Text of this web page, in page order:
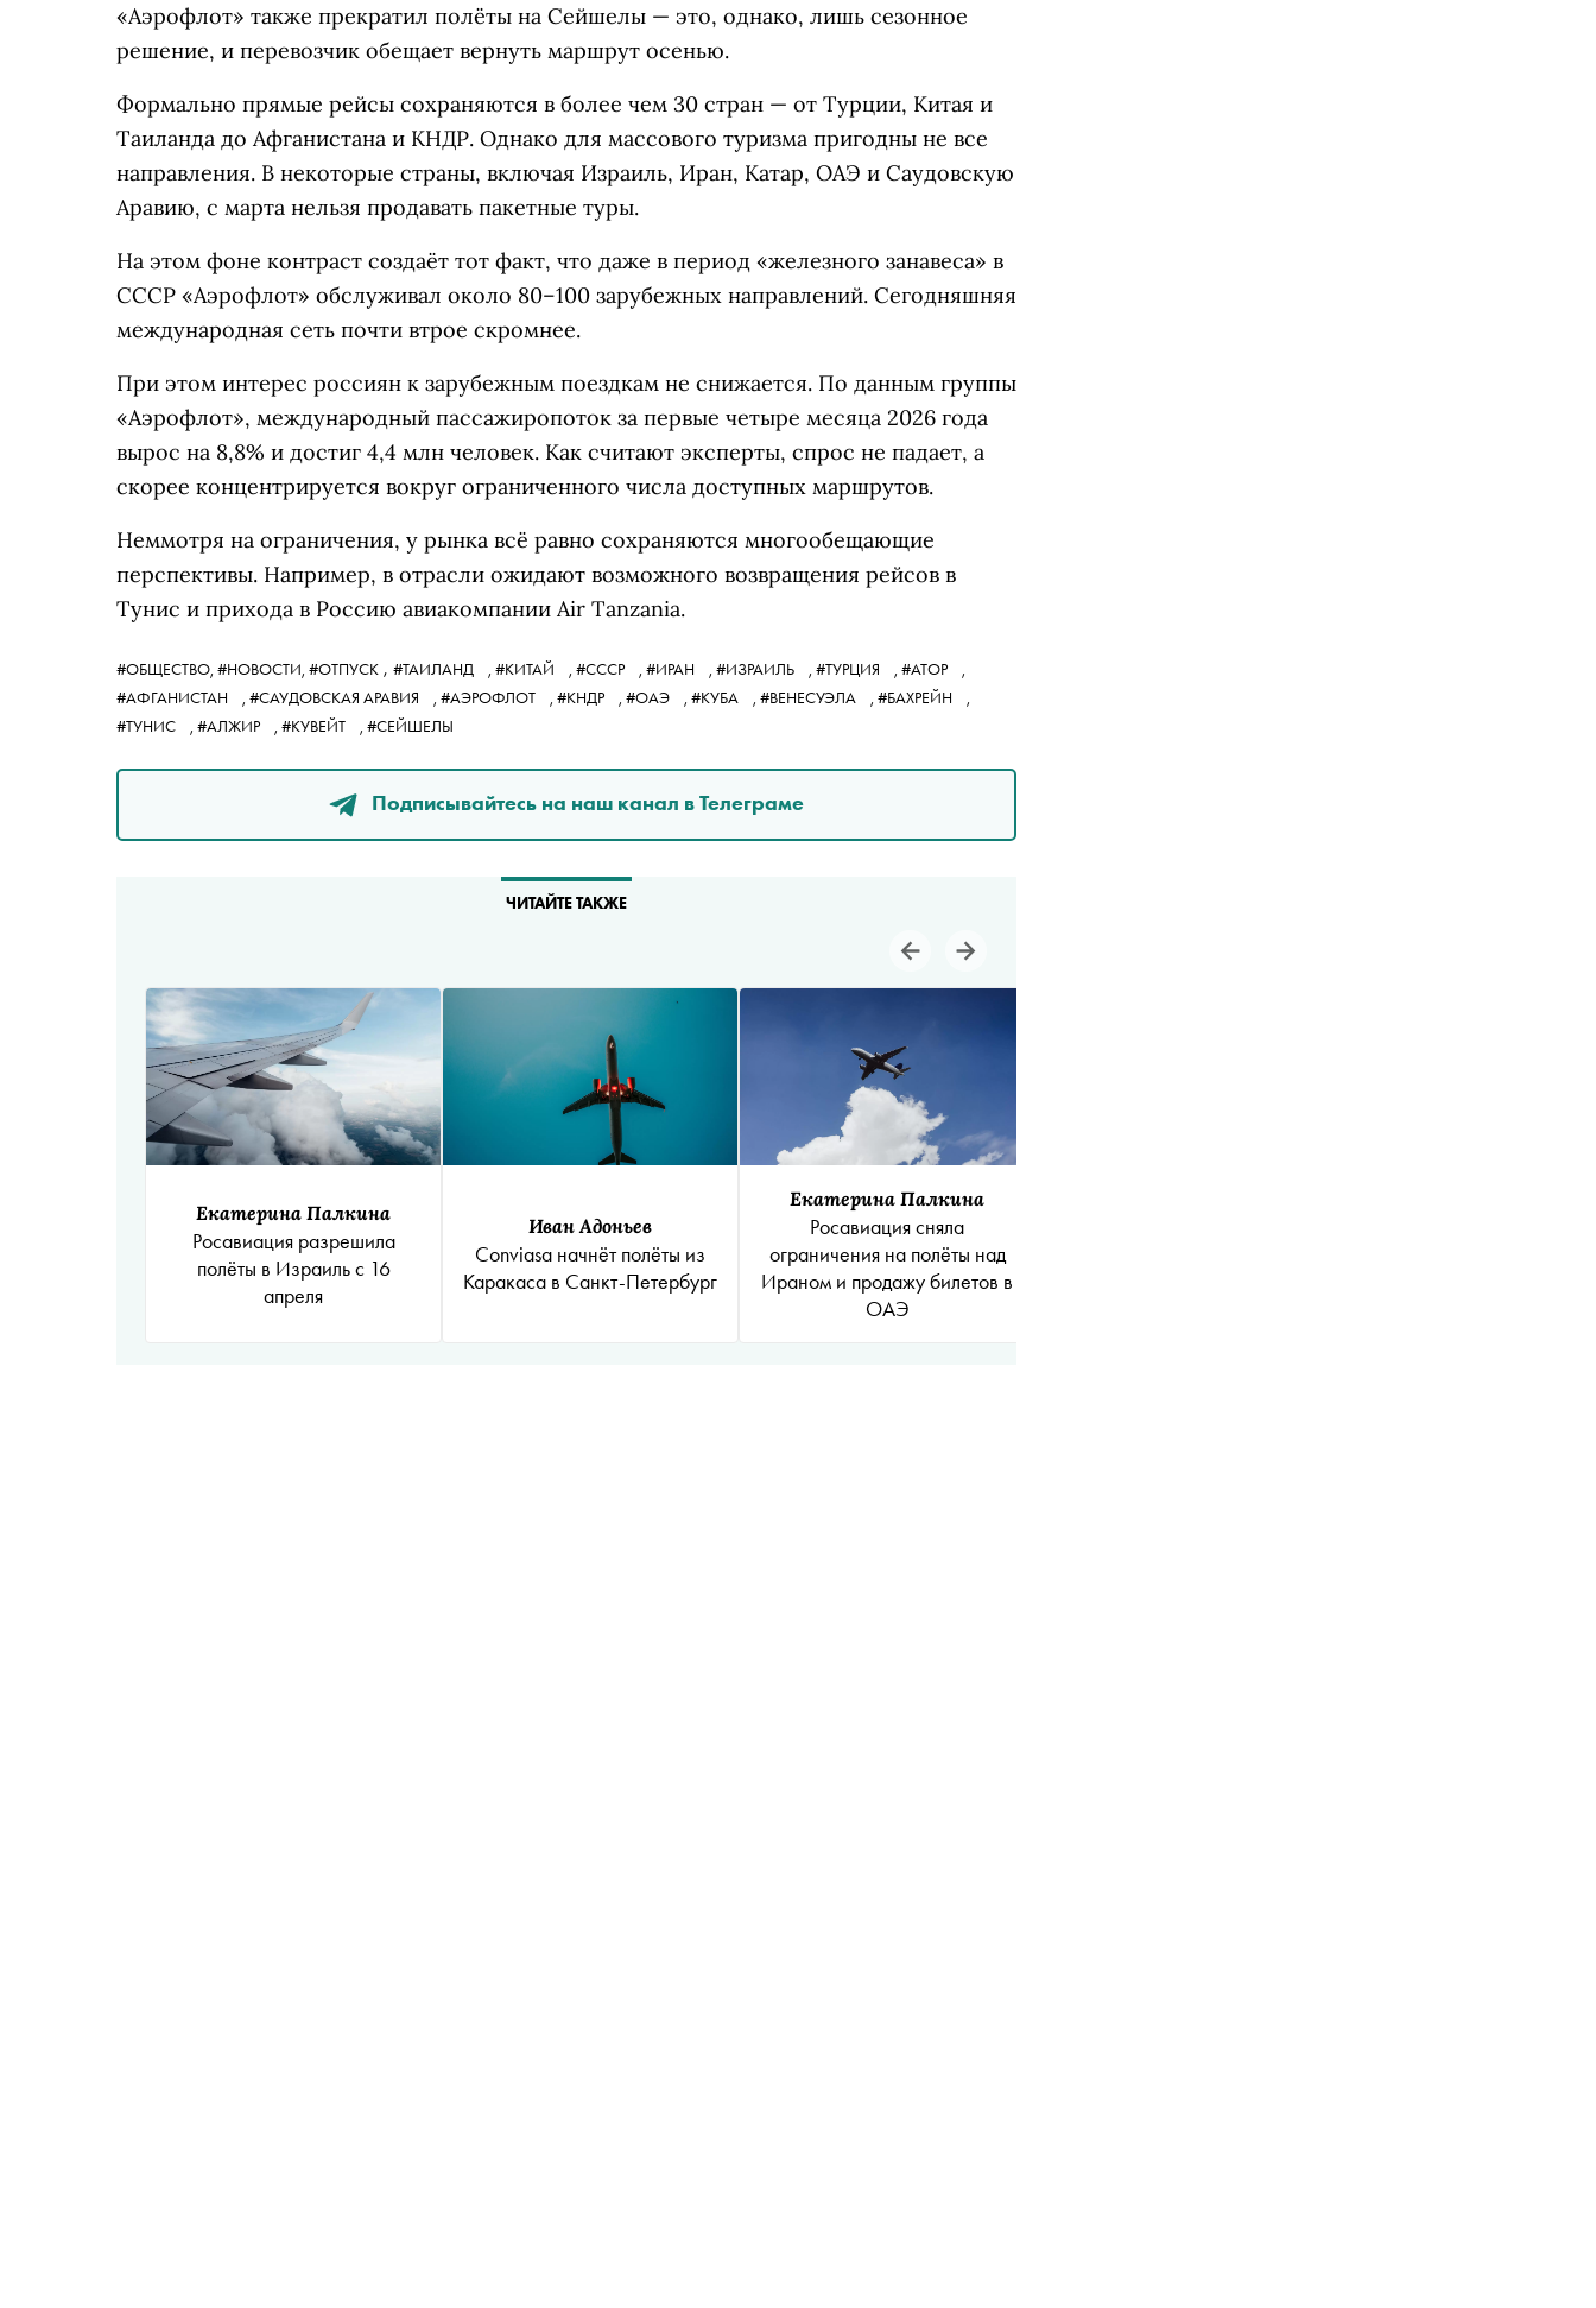
«Аэрофлот» также прекратил полёты на Сейшелы — это, однако, лишь сезонное
решение, и перевозчик обещает вернуть маршрут осенью.
Формально прямые рейсы сохраняются в более чем 30 стран — от Турции, Китая и
Таиланда до Афганистана и КНДР. Однако для массового туризма пригодны не все
направления. В некоторые страны, включая Израиль, Иран, Катар, ОАЭ и Саудовскую
Аравию, с марта нельзя продавать пакетные туры.
На этом фоне контраст создаёт тот факт, что даже в период «железного занавеса» в
СССР «Аэрофлот» обслуживал около 80–100 зарубежных направлений. Сегодняшняя
международная сеть почти втрое скромнее.
При этом интерес россиян к зарубежным поездкам не снижается. По данным группы
«Аэрофлот», международный пассажиропоток за первые четыре месяца 2026 года
вырос на 8,8% и достиг 4,4 млн человек. Как считают эксперты, спрос не падает, а
скорее концентрируется вокруг ограниченного числа доступных маршрутов.
Неммотря на ограничения, у рынка всё равно сохраняются многообещающие
перспективы. Например, в отрасли ожидают возможного возвращения рейсов в
Тунис и прихода в Россию авиакомпании Air Tanzania.
#ОБЩЕСТВО, #НОВОСТИ, #ОТПУСК , #ТАИЛАНД , #КИТАЙ , #СССР , #ИРАН , #ИЗРАИЛЬ , #ТУРЦИЯ , #АТОР
,
#АФГАНИСТАН
, #САУДОВСКАЯ АРАВИЯ , #АЭРОФЛОТ , #КНДР , #ОАЭ , #КУБА , #ВЕНЕСУЭЛА , #БАХРЕЙН
,
#ТУНИС
, #АЛЖИР , #КУВЕЙТ , #СЕЙШЕЛЫ
Подписывайтесь на наш канал в Телеграме
ЧИТАЙТЕ ТАКЖЕ
Екатерина Палкина
Росавиация разрешила
полёты в Израиль с 16
апреля
Иван Адоньев
Conviasa начнёт полёты из
Каракаса в Санкт-Петербург
Екатерина Палкина
Росавиация сняла
ограничения на полёты над
Ираном и продажу билетов в
ОАЭ